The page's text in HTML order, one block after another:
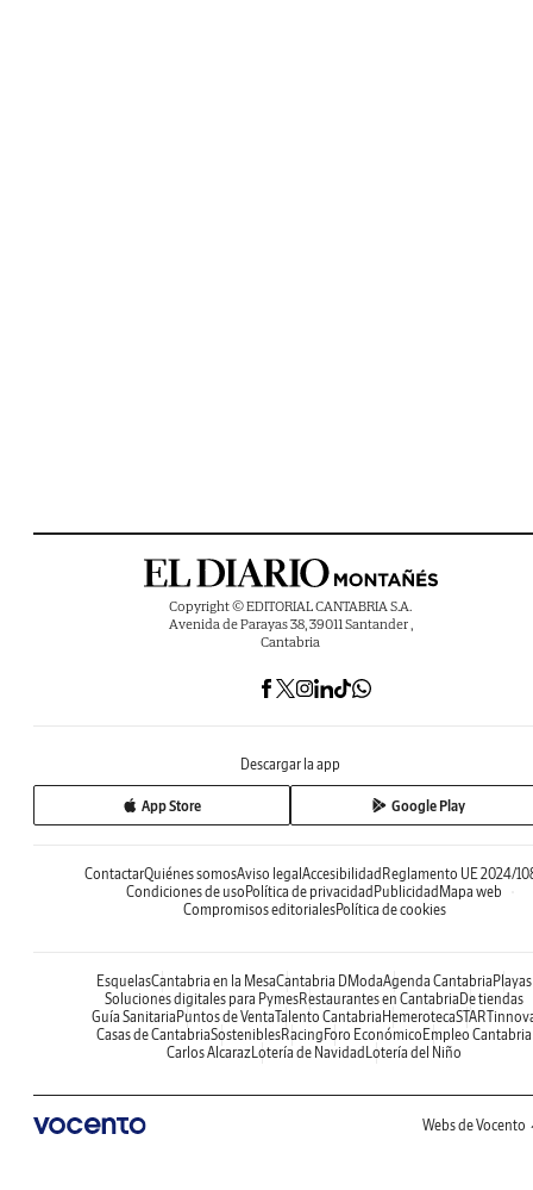
Copyright © EDITORIAL CANTABRIA S.A.
Avenida de Parayas 38, 39011 Santander ,
Cantabria
Descargar la app
App Store Google Play
ContactarQuiénes somosAviso legal Accesibilidad Reglamento UE 2024/
Condiciones de uso Política de privacidad Publicidad Mapa web
Compromisos editorialesPolítica de cookies
EsquelasCantabria en la MesaCantabria DModaAgenda Cantabria Playas
Soluciones digitales para PymesRestaurantes en Cantabria De tiendas
Guía Sanitaria Puntos de VentaTalento Cantabria Hemeroteca
Casas de CantabriaSosteniblesRacing Foro Económico Empleo Cantabria
Carlos AlcarazLotería de Navidad Lotería del Niño
Webs de Vocento